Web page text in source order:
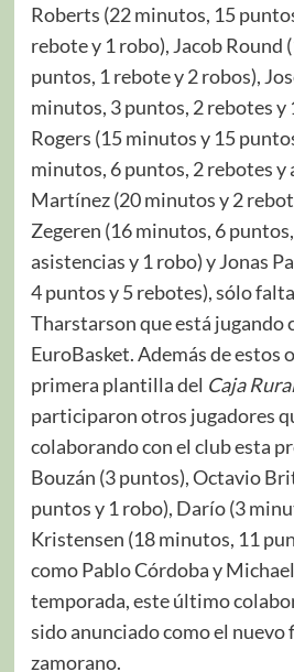
Roberts (22 minutos, 15
rebote y 1 robo), Jacob Round
puntos, 1 rebote y 2 robos),
minutos, 3 puntos, 2 rebotes y
Rogers (15 minutos y 15
minutos, 6 puntos, 2 rebotes y
Martínez (20 minutos y 2
Zegeren (16 minutos, 6
asistencias y 1 robo) y Jonas
4 puntos y 5 rebotes), sólo
Tharstarson que está jugando
EuroBasket. Además de estos
primera plantilla del Caja
participaron otros jugadores
colaborando con el club esta
Bouzán (3 puntos), Octavio
puntos y 1 robo), Darío (3
Kristensen (18 minutos, 11
como Pablo Córdoba y
temporada, este último
sido anunciado como el nuevo
zamorano.